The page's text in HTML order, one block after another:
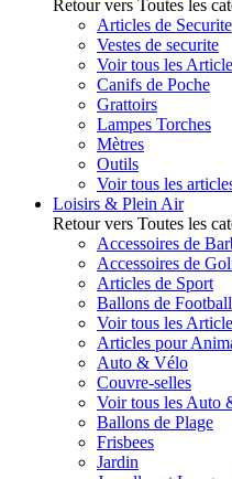
Retour vers Toutes les
Articles de Securite
Vestes de securite
Voir tous les
Canifs de Poche
Grattoirs
Lampes Torches
Mètres
Outils
Voir tous les
Loisirs & Plein Air
Retour vers Toutes les
Accessoires de
Accessoires de
Articles de Sport
Ballons de Football
Voir tous les
Articles pour
Auto & Vélo
Couvre-selles
Voir tous les Auto
Ballons de Plage
Frisbees
Jardin